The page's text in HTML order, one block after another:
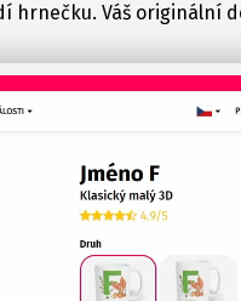
hrnečku. Váš originální